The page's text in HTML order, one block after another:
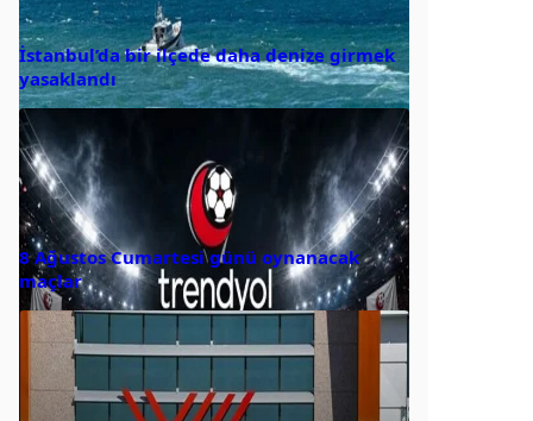
İstanbul’da bir ilçede daha denize girmek
yasaklandı
8 Ağustos Cumartesi günü oynanacak
maçlar